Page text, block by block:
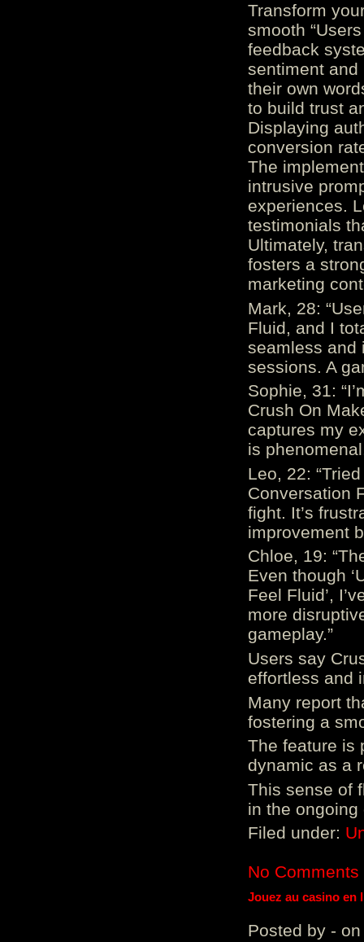
Transform
smooth
feedback
sentiment and
their own
to build trust
Displaying
conversion
The
intrusive
experiences.
testimonials
Ultimately,
fosters a
marketing
Mark, 28:
Fluid, and I
seamless and
sessions. A
Sophie, 31:
Crush On
captures my
is
Leo, 22:
Conversation
fight. It’s
improvement
Chloe, 19:
Even though
Feel Fluid’,
more
gameplay.”
Users say
effortless and
Many report
fostering a
The feature is
dynamic as a
This sense of
in the ongoing
Filed under:
No Comments
Jouez au casino en
Posted by - on